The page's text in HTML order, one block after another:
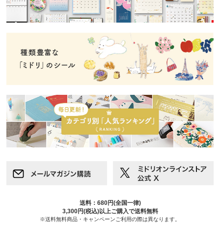
送料：680円(全国一律)
3,300円(税込)以上ご購入で送料無料
※送料無料商品・キャンペーンご利用の際は異なります。